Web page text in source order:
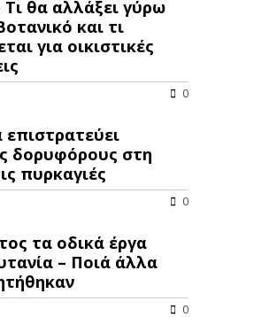
Τι θα αλλάξει γύρω
και τι
για οικιστικές
0
δορυφόρους στη
πυρκαγιές
0
τα οδικά έργα
– Ποιά άλλα
0